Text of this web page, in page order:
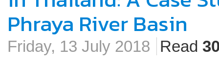
Phraya River Basin
Friday, 13 July 2018 Read